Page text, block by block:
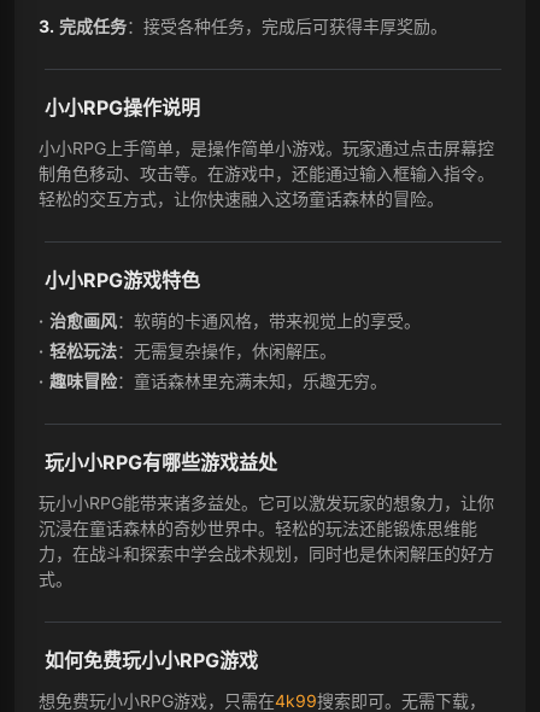
完成任务：接受各种任务，完成后可获得丰厚奖励。
小小RPG操作说明
小小RPG上手简单，是操作简单小游戏。玩家通过点击屏幕控
制角色移动、攻击等。在游戏中，还能通过输入框输入指令。
轻松的交互方式，让你快速融入这场童话森林的冒险。
小小RPG游戏特色
治愈画风：软萌的卡通风格，带来视觉上的享受。
轻松玩法：无需复杂操作，休闲解压。
趣味冒险：童话森林里充满未知，乐趣无穷。
玩小小RPG有哪些游戏益处
玩小小RPG能带来诸多益处。它可以激发玩家的想象力，让你
沉浸在童话森林的奇妙世界中。轻松的玩法还能锻炼思维能
力，在战斗和探索中学会战术规划，同时也是休闲解压的好方
式。
如何免费玩小小RPG游戏
想免费玩小小RPG游戏，只需在4k99搜索即可。无需下载，